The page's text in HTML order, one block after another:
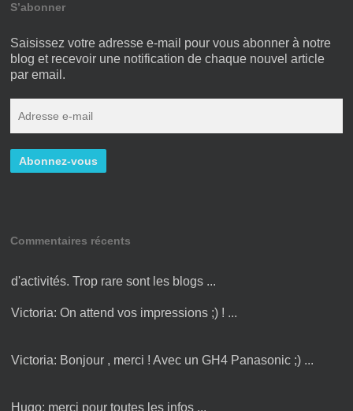
S’abonner
Saisissez votre adresse e-mail pour vous abonner à notre
blog et recevoir une notification de chaque nouvel article
par email.
Commentaires récents
d'activités. Trop rare sont les blogs ...
Victoria: On attend vos impressions ;) ! ...
Victoria: Bonjour , merci ! Avec un GH4 Panasonic ;) ...
Hugo: merci pour toutes les infos ...